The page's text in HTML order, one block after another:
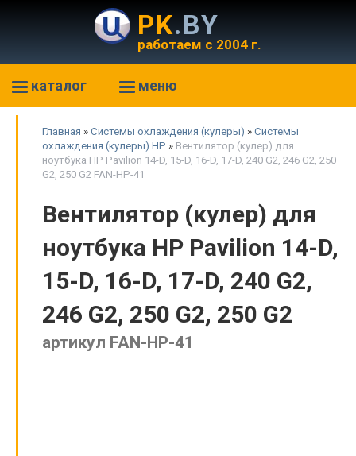
PK.BY
работаем с 2004 г.
каталог меню
Главная » Системы охлаждения (кулеры) » Системы
охлаждения (кулеры) HP » Вентилятор (кулер) для
ноутбука HP Pavilion 14-D, 15-D, 16-D, 17-D, 240 G2, 246 G2, 250
G2, 250 G2 FAN-HP-41
Вентилятор (кулер) для
ноутбука HP Pavilion 14-D,
15-D, 16-D, 17-D, 240 G2,
246 G2, 250 G2, 250 G2
артикул FAN-HP-41